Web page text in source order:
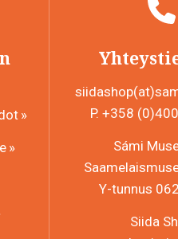
P. +358
Sámi
Y-tunnus
Siida